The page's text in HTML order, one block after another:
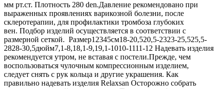
мм рт.ст. Плотность 280 den.Давление рекомендовано при
выраженных проявлениях варикозной болезни, после
склеротерапии, для профилактики тромбоза глубоких
вен. Подбор изделий осуществляется в соответствии с
размерной сеткой. Размер12345см18-20,520,5-2323-25,525,5-
2828-30,5дюйм7,1-8,18,1-9,19,1-1010-1111-12 Надевать изделия
рекомендуется утром, не вставая с постели.Прежде, чем
воспользоваться чулочным компрессионным изделием,
следует снять с рук кольца и другие украшения. Как
правильно надевать изделия Relaxsan Осторожно собрать